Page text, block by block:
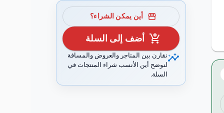
storefront أين يمكن الشراء؟
add_shopping_cart أضف إلى السلة
insightsنقارن بين المتاجر والعروض والمسافة
لنوضح أين الأنسب شراء المنتجات في
السلة.